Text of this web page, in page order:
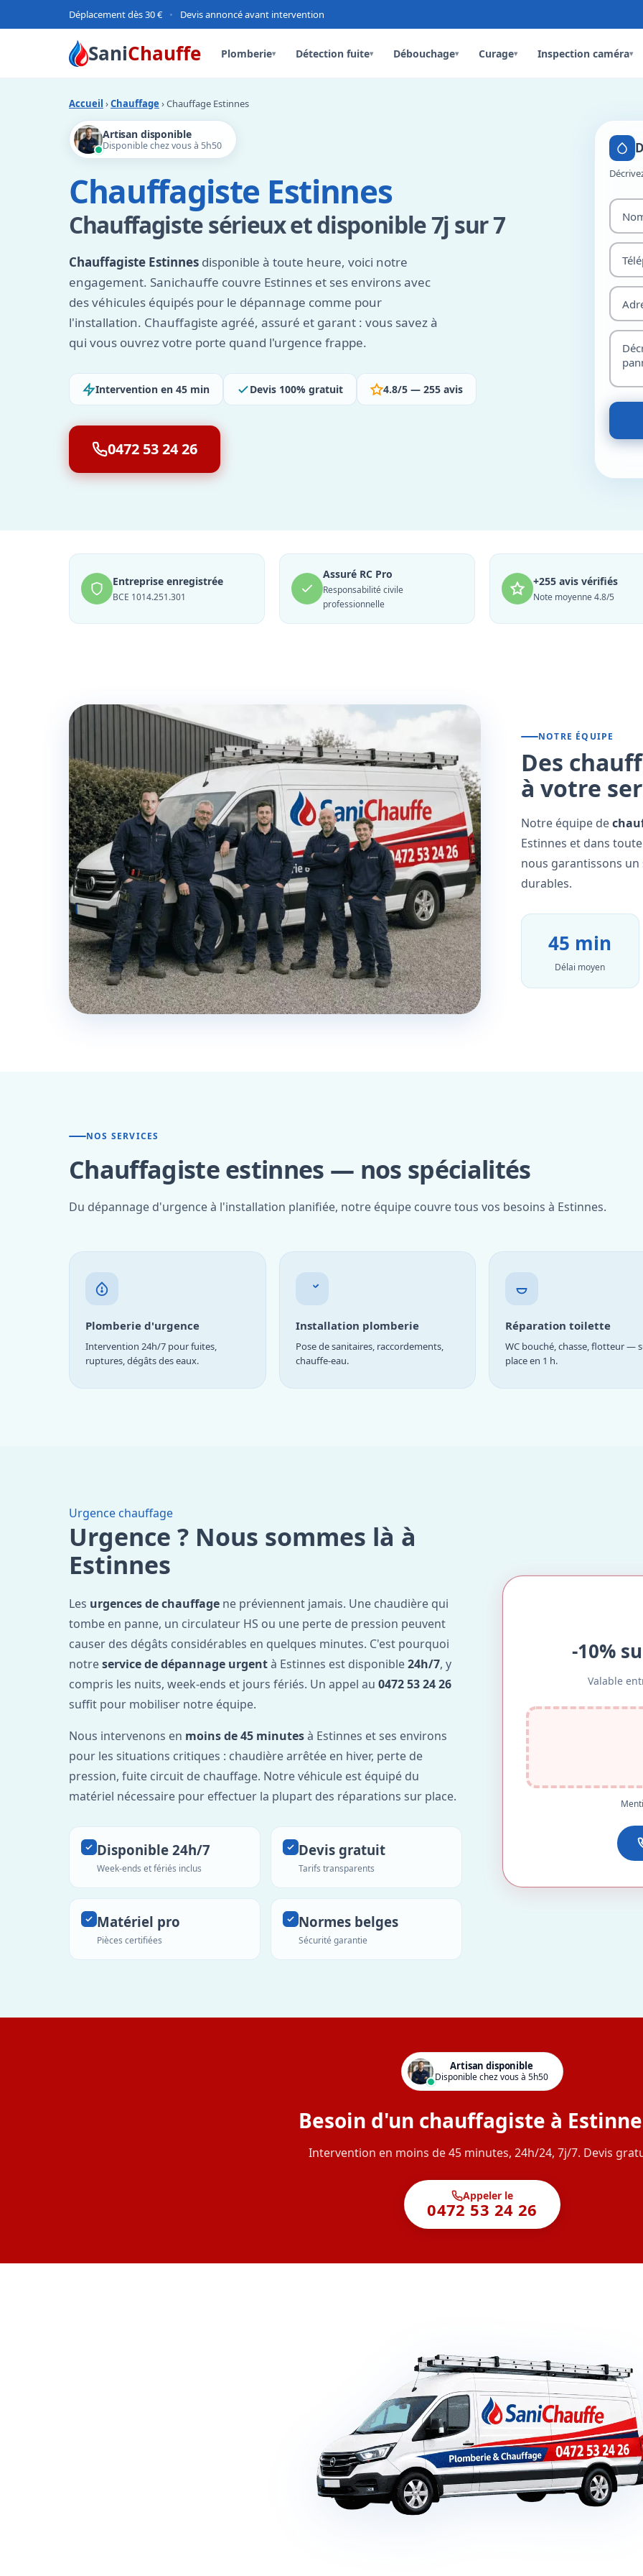
Déplacement dès 30 € • Devis annoncé avant intervention
SaniChauffe Plomberie▾ Détection fuite▾ Débouchage▾ Curage▾ Inspection caméra▾
Accueil ›Chauffage › Chauffage Estinnes
Artisan disponible
Disponible chez vous à 5h50
Chauffagiste Estinnes
Chauffagiste sérieux et disponible 7j sur 7
Chauffagiste Estinnes disponible à toute heure, voici notre
engagement. Sanichauffe couvre Estinnes et ses environs avec
des véhicules équipés pour le dépannage comme pour
l'installation. Chauffagiste agréé, assuré et garant : vous savez à
qui vous ouvrez votre porte quand l'urgence frappe.
Intervention en 45 min Devis 100% gratuit 4.8/5 — 255 avis
0472 53 24 26
Entreprise enregistrée
BCE 1014.251.301
Assuré RC Pro
Responsabilité civile
professionnelle
+255 avis vérifiés
Note moyenne 4.8/5
NOTRE ÉQUIPE
Des
à votre
Notre équipe de
Estinnes et dans
nous garantissons
durables.
45 min
Délai moyen
NOS SERVICES
Chauffagiste estinnes — nos spécialités
Du dépannage d'urgence à l'installation planifiée, notre équipe couvre tous vos besoins à Estinnes.
Plomberie d'urgence
Intervention 24h/7 pour fuites,
ruptures, dégâts des eaux.
Installation plomberie
Pose de sanitaires, raccordements,
chauffe-eau.
Réparation toilette
WC bouché, chasse, flotteur —
place en 1 h.
Urgence chauffage
Urgence ? Nous sommes là à
Estinnes
Les urgences de chauffage ne préviennent jamais. Une chaudière qui
tombe en panne, un circulateur HS ou une perte de pression peuvent
causer des dégâts considérables en quelques minutes. C'est pourquoi
notreservice de dépannage urgentà Estinnes est disponible24h/7, y
compris les nuits, week-ends et jours fériés. Un appel au 0472 53 24 26
suffit pour mobiliser notre équipe.
Nous intervenons en moins de 45 minutesà Estinnes et ses environs
pour les situations critiques : chaudière arrêtée en hiver, perte de
pression, fuite circuit de chauffage. Notre véhicule est équipé du
matériel nécessaire pour effectuer la plupart des réparations sur place.
Disponible 24h/7
Week-ends et fériés inclus
Devis gratuit
Tarifs transparents
Matériel pro
Pièces certifiées
Normes belges
Sécurité garantie
-10%
Valable
Artisan disponible
Disponible chez vous à 5h50
Besoin d'un chauffagiste à
Intervention en moins de 45 minutes, 24h/24, 7j/7. Devis
Appeler le
0472 53 24 26